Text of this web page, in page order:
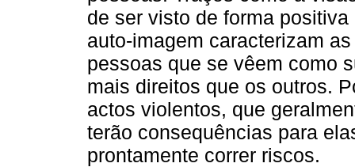
de ser visto de forma
auto-imagem caracterizam
pessoas que se vêem como
mais direitos que os outros.
actos violentos, que
terão consequências para
prontamente correr riscos.